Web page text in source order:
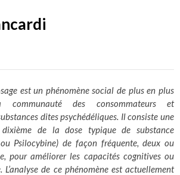
est un phénomène social de plus en plus
des consommateurs et
dites psychédéliques. Il consiste une
dixième de la dose typique de substance
Psilocybine) de façon fréquente, deux ou
pour améliorer les capacités cognitives ou
de ce phénomène est actuellement